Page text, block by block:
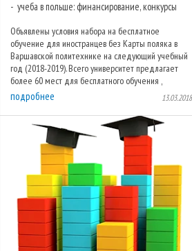
учеба в польше: финансирование, конкурсы
Объявлены условия набора на бесплатное
обучение для иностранцев без Карты поляка в
Варшавской политехнике на следующий учебный
год (2018-2019). Всего университет предлагает
более 60 мест для бесплатного обучения ,
практически по всем направлениям, ...
подробнее 13.03.2018